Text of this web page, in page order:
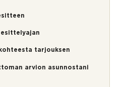
esittelyajan
tarjouksen
arvion asunnostani